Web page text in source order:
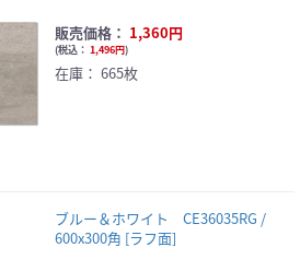
販売価格： 1,360円
(税込： 1,496円)
在庫： 665枚
ブルー＆ホワイト CE36035RG /
600x300角 [ラフ面]